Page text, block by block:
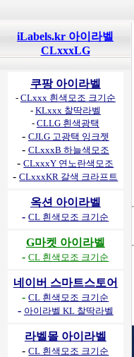
iLabels.kr 아이라벨
CLxxxLG
쿠팡 아이라벨
- CLxxx 흰색모조 크기순
- KLxxx 찰딱라벨
- CLLG 흰색광택
- CJLG 고광택 잉크젯
- CLxxxB 하늘색모조
-CLxxxY 연노란색모조
-CLxxxKR 갈색 크라프트
옥션 아이라벨
-CL 흰색모조 크기순
G마켓 아이라벨
-CL 흰색모조 크기순
네이버 스마트스토어
-CL 흰색모조 크기순
- 아이라벨 KL 찰딱라벨
라벨몰 아이라벨
-CL 흰색모조 크기순